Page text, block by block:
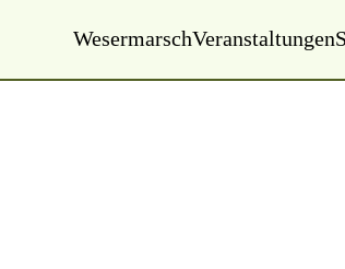
WesermarschVeranstaltungen